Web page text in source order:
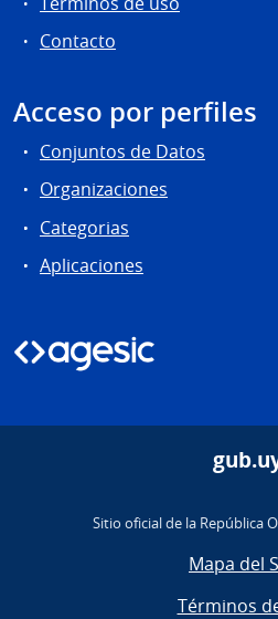
Contacto
Acceso por perfiles
Conjuntos de Datos
Organizaciones
Categorias
Aplicaciones
Sitio oficial de la República
Mapa del
Términos